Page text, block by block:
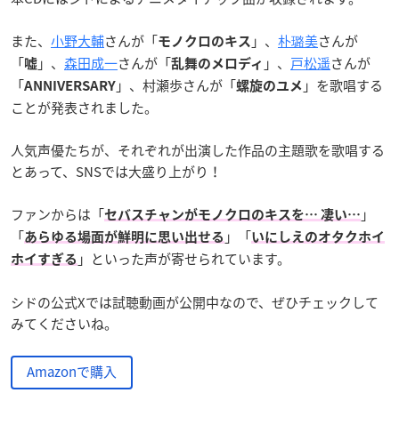
また、 小野大輔さんが「モノクロのキス 」、 朴璐美さんが
「嘘 」、 森田成一さんが「乱舞のメロディ 」、 戸松遥さんが
「ANNIVERSARY 」、村瀬歩さんが「螺旋のユメ 」を歌唱する
ことが発表されました。
人気声優たちが、それぞれが出演した作品の主題歌を歌唱する
とあって、SNSでは大盛り上がり！
ファンからは「セバスチャンがモノクロのキスを… 凄い… 」
「あらゆる場面が鮮明に思い出せる 」「いにしえ のオタクホイ
ホイすぎる 」といった声が寄せられています。
シドの公式Xでは試聴動画が公開中なので、ぜひチェックして
みてくださいね。
Amazonで購入